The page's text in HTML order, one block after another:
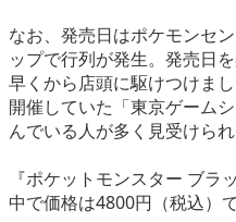
なお、発売日はポケモンセ
ップで行列が発生。発売日
早くから店頭に駆けつけま
開催していた「東京ゲーム
んでいる人が多く見受けられ
『ポケットモンスター ブラ
中で価格は4800円（税込）で